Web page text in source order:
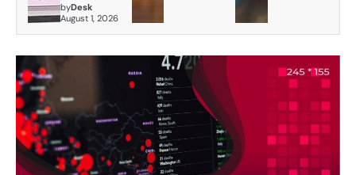
byDesk
August 1, 2026